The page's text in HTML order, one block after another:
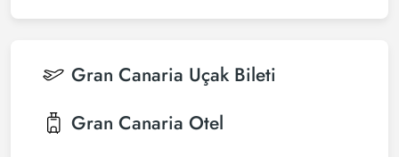
Gran Canaria Uçak Bileti
Gran Canaria Otel